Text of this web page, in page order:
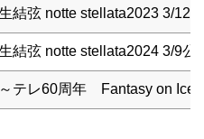
結弦 notte stellata2023 3/12
結弦 notte stellata2024 3/9公
テレ60周年 Fantasy on Ice